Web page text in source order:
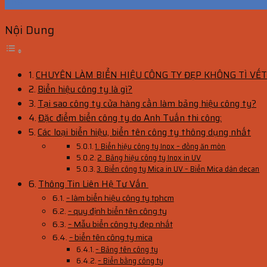
Nội Dung
CHUYÊN LÀM BIỂN HIỆU CÔNG TY ĐẸP KHÔNG TÌ VẾT
Biển hiệu công ty là gì?
Tại sao công ty cửa hàng cần làm bảng hiệu công ty?
Đặc điểm biển công ty do Anh Tuấn thi công:
Các loại biển hiệu, biển tên công ty thông dụng nhất
1. Biển hiệu công ty Inox – đồng ăn mòn
2. Bảng hiệu công ty Inox in UV
3. Biển công ty Mica in UV – Biển Mica dán decan
Thông Tin Liên Hệ Tư Vấn
– làm biển hiệu công ty tphcm
– quy định biển tên công ty
– Mẫu biển công ty đẹp nhất
– biển tên công ty mica
– Bảng tên công ty
– Biển bằng công ty